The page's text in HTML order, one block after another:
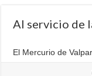
Al servicio de
El Mercurio de